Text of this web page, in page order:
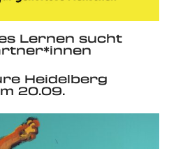
Lernen sucht
Heidelberg
20.09.